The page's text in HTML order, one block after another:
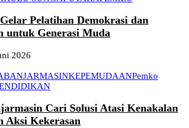
Pelatihan Demokrasi dan
untuk Generasi Muda
2026
BANJARMASINKEPEMUDAANPemko
Cari Solusi Atasi Kenakalan
Aksi Kekerasan